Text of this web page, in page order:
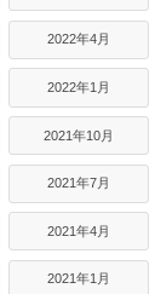
2022年4月
2022年1月
2021年10月
2021年7月
2021年4月
2021年1月